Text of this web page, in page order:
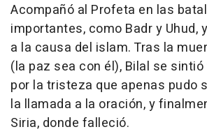
Acompañó al Profeta en las
importantes, como Badr y Uhud,
a la causa del islam. Tras la
(la paz sea con él), Bilal se
por la tristeza que apenas pudo
la llamada a la oración, y
Siria, donde falleció.